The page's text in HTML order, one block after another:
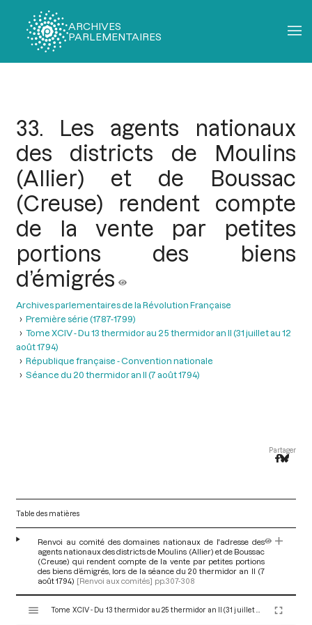
ARCHIVES
PARLEMENTAIRES
33. Les agents nationaux
des districts de Moulins
(Allier) et de Boussac
(Creuse) rendent compte
de la vente par petites
portions des biens
d’émigrés
Archives parlementaires de la Révolution Française
Première série (1787-1799)
Tome XCIV - Du 13 thermidor au 25 thermidor an II (31 juillet au 12
août 1794)
République française - Convention nationale
Séance du 20 thermidor an II (7 août 1794)
Partager
Table des matières
Renvoi au comité des domaines nationaux de l'adresse des
agents nationaux des districts de Moulins (Allier) et de Boussac
(Creuse) qui rendent compte de la vente par petites portions
des biens d’émigrés, lors de la séance du 20 thermidor an II (7
août 1794) [Renvoi aux comités] pp.307-308